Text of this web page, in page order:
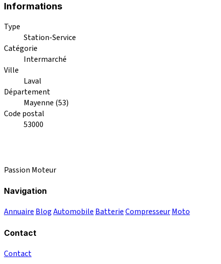
Informations
Type
Station-Service
Catégorie
Intermarché
Ville
Laval
Département
Mayenne (53)
Code postal
53000
Passion Moteur
Navigation
Annuaire BlogAutomobile BatterieCompresseurMoto
Contact
Contact